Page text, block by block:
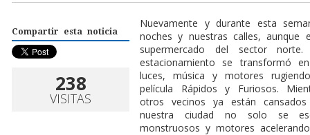
Compartir esta noticia
238
VISITAS
Nuevamente y durante esta
noches y nuestras calles,
supermercado del sector
estacionamiento se transformó
luces, música y motores
película Rápidos y Furiosos.
otros vecinos ya están
nuestra ciudad no solo se
monstruosos y motores